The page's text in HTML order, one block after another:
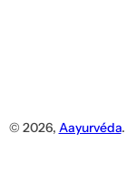
© 2026, Aayurvéda.